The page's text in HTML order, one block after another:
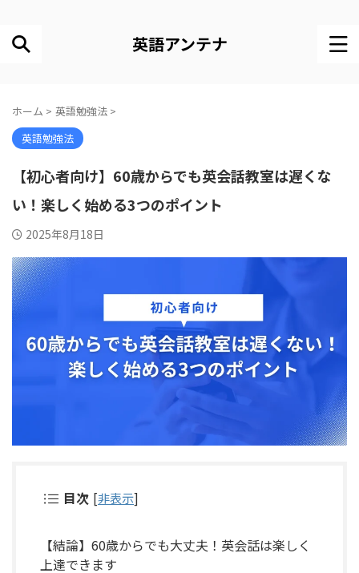
英語アンテナ
ホーム > 英語勉強法 >
英語勉強法
【初心者向け】60歳からでも英会話教室は遅くな
い！楽しく始める3つのポイント
2025年8月18日
目次 [非表示]
【結論】60歳からでも大丈夫！英会話は楽しく
上達できます